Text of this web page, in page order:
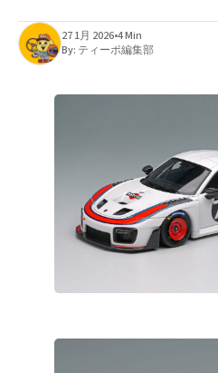
27 1月 2026•4 Min
By: ティーポ編集部